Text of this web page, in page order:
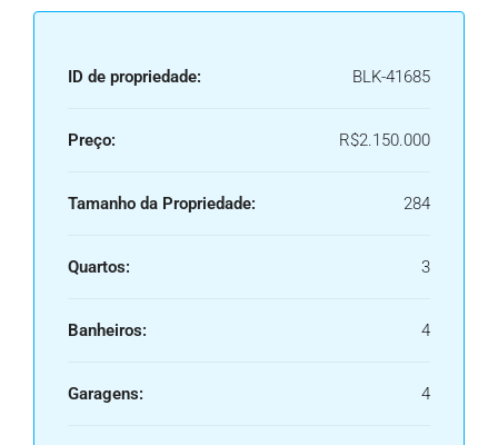
ID de propriedade: BLK-41685
Preço: R$2.150.000
Tamanho da Propriedade: 284
Quartos: 3
Banheiros: 4
Garagens: 4